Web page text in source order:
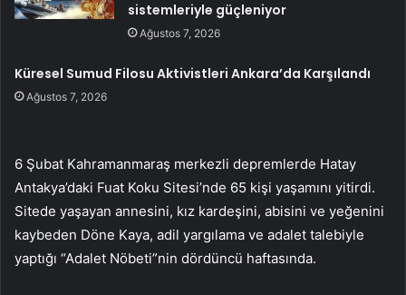
sistemleriyle güçleniyor
Ağustos 7, 2026
Küresel Sumud Filosu Aktivistleri Ankara’da Karşılandı
Ağustos 7, 2026
6 Şubat Kahramanmaraş merkezli depremlerde Hatay
Antakya’daki Fuat Koku Sitesi’nde 65 kişi yaşamını yitirdi.
Sitede yaşayan annesini, kız kardeşini, abisini ve yeğenini
kaybeden Döne Kaya, adil yargılama ve adalet talebiyle
yaptığı “Adalet Nöbeti”nin dördüncü haftasında.